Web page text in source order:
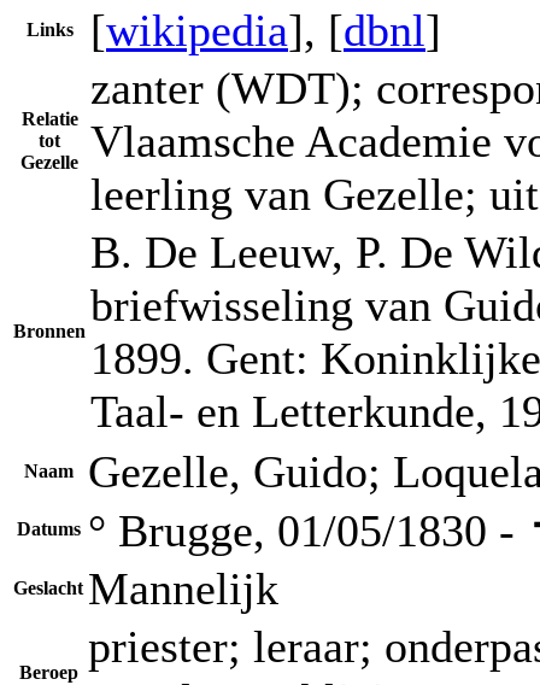
Links [wikipedia], [dbnl]
Relatie
tot
Gezelle
zanter (WDT);
Vlaamsche Academie
leerling van Gezelle;
Bronnen
B. De Leeuw, P. De
briefwisseling van
1899. Gent:
Taal- en Letterkunde,
Naam Gezelle, Guido;
Datums ° Brugge, 01/05/1830
Geslacht Mannelijk
Beroep
priester; leraar;